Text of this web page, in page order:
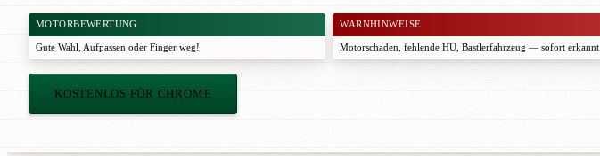
MOTORBEWERTUNG
Gute Wahl Aufpassen oder Finger weg!
WARNHINWEISE
Motorschaden, fehlende HU, Bastlerfahrzeug — sofort erkannt.
KOSTENLOS FÜR CHROME